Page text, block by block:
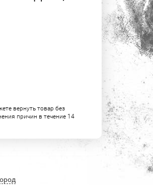
вернуть товар без
причин в течение 14